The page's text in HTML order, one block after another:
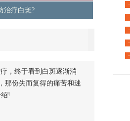
治疗白斑?
，终于看到白斑逐渐消
那份失而复得的痛苦和迷
!
·
·
·
·
·